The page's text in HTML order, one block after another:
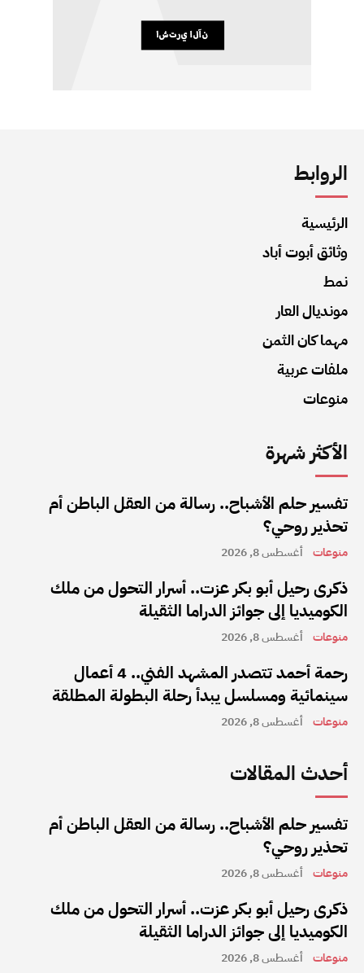
الروابط
الرئيسية
وثائق أبوت أباد
نمط
مونديال العار
مهما كان الثمن
ملفات عربية
منوعات
الأكثر شهرة
تفسير حلم الأشباح.. رسالة من العقل الباطن أم
تحذير روحي؟
منوعات أغسطس 8, 2026
ذكرى رحيل أبو بكر عزت.. أسرار التحول من ملك
الكوميديا إلى جوائز الدراما الثقيلة
منوعات أغسطس 8, 2026
رحمة أحمد تتصدر المشهد الفني.. 4 أعمال
سينمائية ومسلسل يبدأ رحلة البطولة المطلقة
منوعات أغسطس 8, 2026
أحدث المقالات
تفسير حلم الأشباح.. رسالة من العقل الباطن أم
تحذير روحي؟
منوعات أغسطس 8, 2026
ذكرى رحيل أبو بكر عزت.. أسرار التحول من ملك
الكوميديا إلى جوائز الدراما الثقيلة
منوعات أغسطس 8, 2026